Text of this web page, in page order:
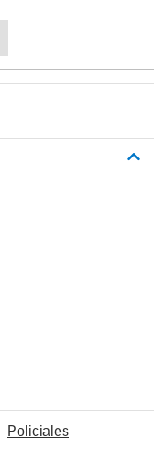
Policiales